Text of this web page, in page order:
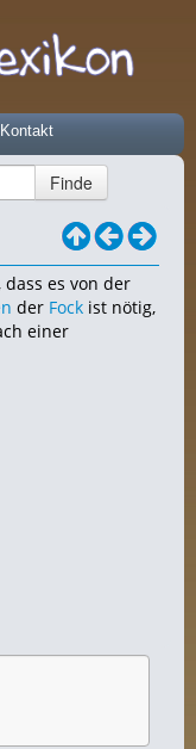
Kontakt
dass es von der
der Fock ist nötig,
einer